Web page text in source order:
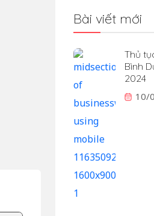
Bài viết mới
Thủ
Bình
2024
10/